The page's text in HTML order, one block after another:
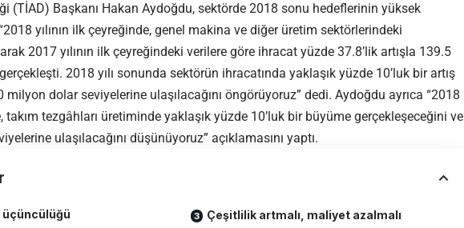
(TİAD) Başkanı Hakan Aydoğdu, sektörde 2018 sonu hedeflerinin yüksek
2018 yılının ilk çeyreğinde, genel makina ve diğer üretim sektörlerindeki
2017 yılının ilk çeyreğindeki verilere göre ihracat yüzde 37.8’lik artışla 139.5
2018 yılı sonunda sektörün ihracatında yaklaşık yüzde 10’luk bir artış
milyon dolar seviyelerine ulaşılacağını öngörüyoruz” dedi. Aydoğdu ayrıca “2018
takım tezgâhları üretiminde yaklaşık yüzde 10’luk bir büyüme gerçekleşeceğini ve
ulaşılacağını düşünüyoruz” açıklamasını yaptı.
üçüncülüğü Çeşitlilik artmalı, maliyet azalmalı